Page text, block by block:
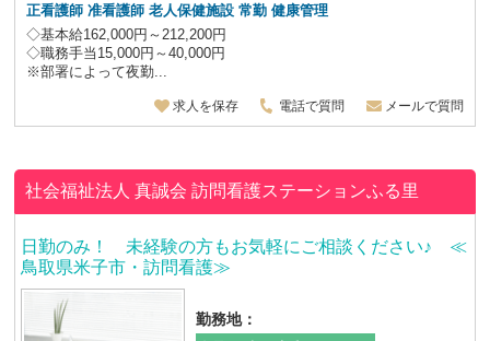
正看護師 准看護師 老人保健施設常勤 健康管理
◇基本給162,000円～212,200円
◇職務手当15,000円～40,000円
※部署によって夜勤...
求人を保存 電話で質問 メールで質問
社会福祉法人 真誠会訪問看護ステーションふる里
日勤のみ！ 未経験の方もお気軽にご相談ください♪ ≪
鳥取県米子市・訪問看護≫
勤務地：